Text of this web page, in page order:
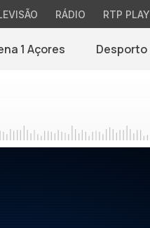
RÁDIO RTP PLAY
1 Açores Desporto